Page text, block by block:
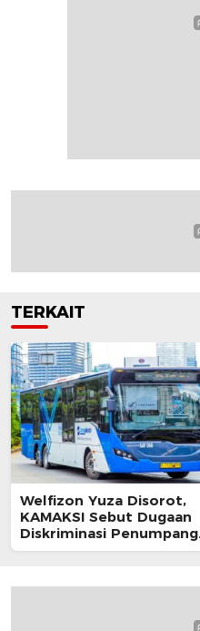
TERKAIT
Welfizon Yuza Disorot,
KAMAKSI Sebut Dugaan
Diskriminasi Penumpang
TransJakarta Berpotensi